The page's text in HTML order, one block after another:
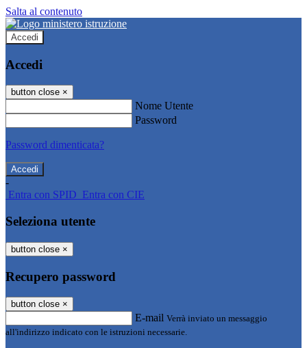
Salta al contenuto
Accedi
Accedi
button close ×
Nome Utente
Password
Password dimenticata?
-
Entra con SPID Entra con CIE
Seleziona utente
button close ×
Recupero password
button close ×
E-mail Verrà inviato un messaggio
all'indirizzo indicato con le istruzioni necessarie.